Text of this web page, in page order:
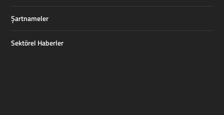
Şartnameler
Sektörel Haberler